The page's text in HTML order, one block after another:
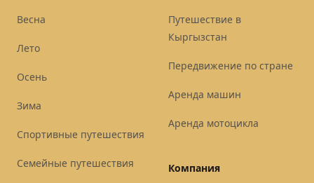
Весна
Лето
Осень
Зима
Спортивные путешествия
Семейные путешествия
Путешествие в
Кыргызстан
Передвижение по стране
Аренда машин
Аренда мотоцикла
Компания